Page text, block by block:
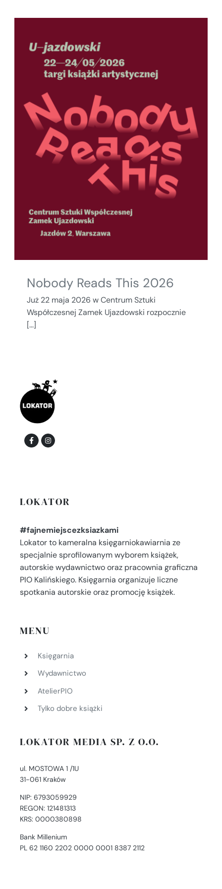
Nobody Reads This 2026
Już 22 maja 2026 w Centrum Sztuki
Współczesnej Zamek Ujazdowski rozpocznie
[...]
LOKATOR
#fajnemiejscezksiazkami
Lokator to kameralna księgarniokawiarnia ze
specjalnie sprofilowanym wyborem książek,
autorskie wydawnictwo oraz pracownia graficzna
PIO Kalińskiego. Księgarnia organizuje liczne
spotkania autorskie oraz promocję książek.
MENU
Księgarnia
Wydawnictwo
AtelierPIO
Tylko dobre książki
LOKATOR MEDIA SP. Z O.O.
ul. MOSTOWA 1 /1U
31-061 Kraków
NIP: 6793059929
REGON: 121481313
KRS: 0000380898
Bank Millenium
PL 62 1160 2202 0000 0001 8387 2112